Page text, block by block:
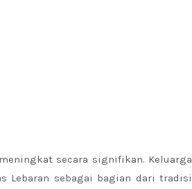
secara signifikan. Keluarga
Lebaran sebagai bagian dari tradisi